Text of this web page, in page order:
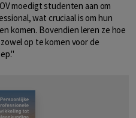
moedigt studenten aan om
wat cruciaal is om hun
komen. Bovendien leren ze hoe
op te komen voor de